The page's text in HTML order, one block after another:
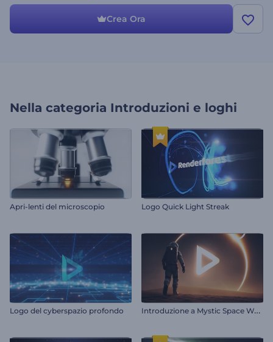
Crea Ora
Nella categoria Introduzioni e loghi
Apri-lenti del microscopio Logo Quick Light Streak
Logo del cyberspazio profondo I
ntroduzione a Mystic Space Walker